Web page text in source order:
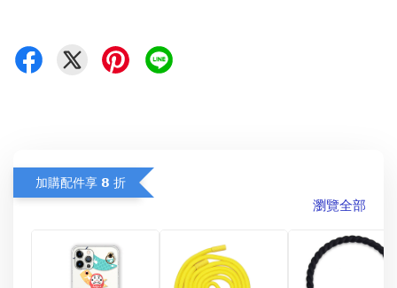
加購配件享 𝟴 折
瀏覽全部